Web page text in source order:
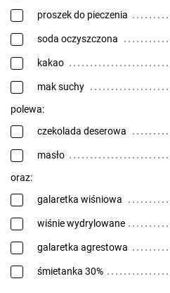
proszek do pieczenia
soda oczyszczona
kakao
mak suchy
polewa:
czekolada deserowa
masło
oraz:
galaretka wiśniowa
wiśnie wydrylowane
galaretka agrestowa
śmietanka 30%